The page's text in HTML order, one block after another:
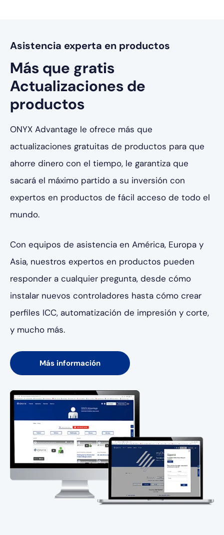
Asistencia experta en productos
Más que gratis
Actualizaciones de
productos
ONYX Advantage le ofrece más que
actualizaciones gratuitas de productos para que
ahorre dinero con el tiempo, le garantiza que
sacará el máximo partido a su inversión con
expertos en productos de fácil acceso de todo el
mundo.
Con equipos de asistencia en América, Europa y
Asia, nuestros expertos en productos pueden
responder a cualquier pregunta, desde cómo
instalar nuevos controladores hasta cómo crear
perfiles ICC, automatización de impresión y corte,
y mucho más.
Más información